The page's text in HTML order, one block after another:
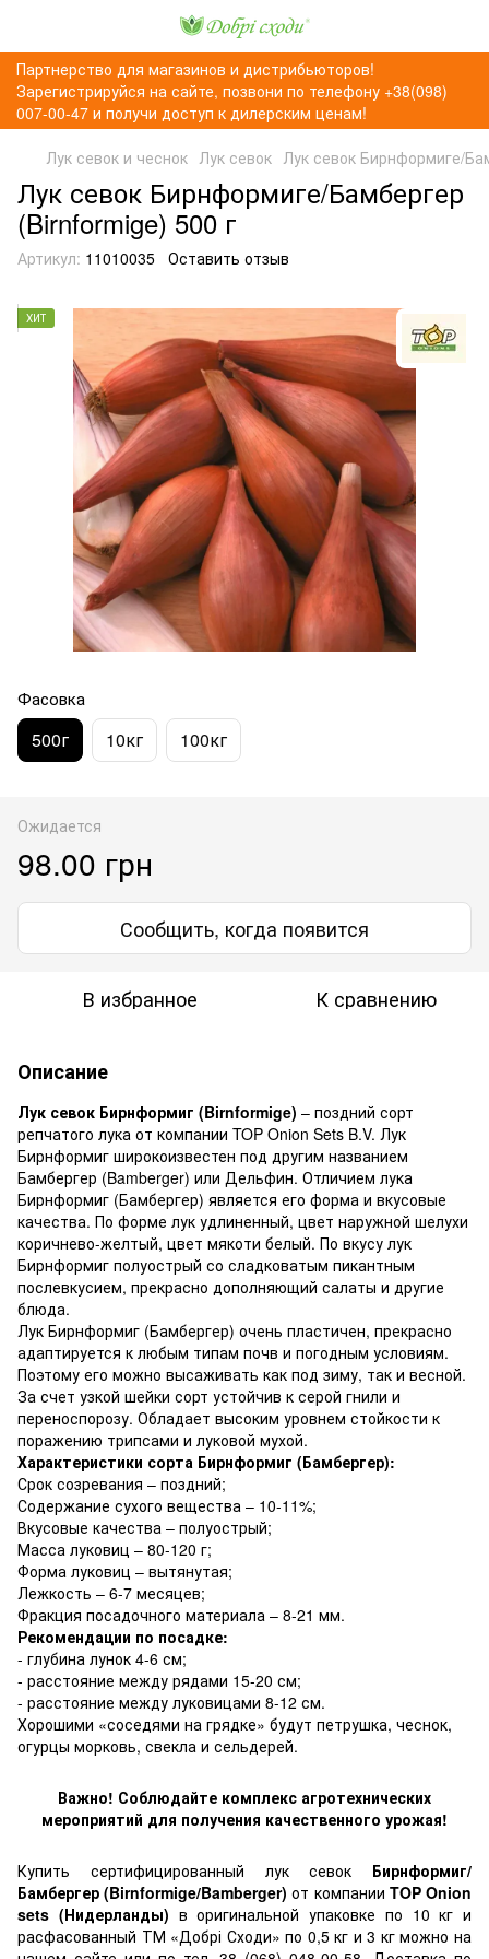
Партнерство для магазинов и дистрибьюторов!
Зарегистрируйся на сайте, позвони по телефону +38(098)
007-00-47 и получи доступ к дилерским ценам!
Лук севок и чеснок Лук севок Лук севок Бирнформиге/
Лук севок Бирнформиге/Бамбергер
(Birnformige) 500 г
Артикул: 11010035 Оставить отзыв
ХИТ
Фасовка
500г 10кг 100кг
Ожидается
98.00 грн
Сообщить, когда появится
В избранное К сравнению
Описание
Лук севок Бирнформиг (Birnformige) – поздний сорт
репчатого лука от компании TOP Onion Sets B.V. Лук
Бирнформиг широкоизвестен под другим названием
Бамбергер (Bamberger) или Дельфин. Отличием лука
Бирнформиг (Бамбергер) является его форма и вкусовые
качества. По форме лук удлиненный, цвет наружной шелухи
коричнево-желтый, цвет мякоти белый. По вкусу лук
Бирнформиг полуострый со сладковатым пикантным
послевкусием, прекрасно дополняющий салаты и другие
блюда.
Лук Бирнформиг (Бамбергер) очень пластичен, прекрасно
адаптируется к любым типам почв и погодным условиям.
Поэтому его можно высаживать как под зиму, так и весной.
За счет узкой шейки сорт устойчив к серой гнили и
переноспорозу. Обладает высоким уровнем стойкости к
поражению трипсами и луковой мухой.
Характеристики сорта Бирнформиг (Бамбергер):
Срок созревания – поздний;
Содержание сухого вещества – 10-11%;
Вкусовые качества – полуострый;
Масса луковиц – 80-120 г;
Форма луковиц – вытянутая;
Лежкость – 6-7 месяцев;
Фракция посадочного материала – 8-21 мм.
Рекомендации по посадке:
- глубина лунок 4-6 см;
- расстояние между рядами 15-20 см;
- расстояние между луковицами 8-12 см.
Хорошими «соседями на грядке» будут петрушка, чеснок,
огурцы морковь, свекла и сельдерей.
Важно! Соблюдайте комплекс агротехнических
мероприятий для получения качественного урожая!
Купить сертифицированный лук севок Бирнформиг/
Бамбергер (Birnformige/Bamberger)от компании TOP Onion
sets (Нидерланды) в оригинальной упаковке по 10 кг и
расфасованный ТМ «Добрі Сходи» по 0,5 кг и 3 кг можно на